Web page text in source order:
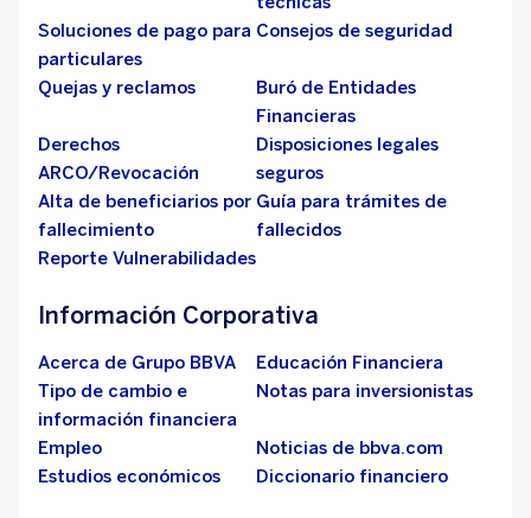
Soluciones de pago para
particulares
Consejos de seguridad
Quejas y reclamos
Buró de Entidades
Financieras
Derechos
ARCO/Revocación
Disposiciones legales
seguros
Alta de beneficiarios por
fallecimiento
Guía para trámites de
fallecidos
Reporte Vulnerabilidades
Información Corporativa
Acerca de Grupo BBVA
Educación Financiera
Tipo de cambio e
información financiera
Notas para inversionistas
Empleo
Noticias de bbva.com
Estudios económicos
Diccionario financiero